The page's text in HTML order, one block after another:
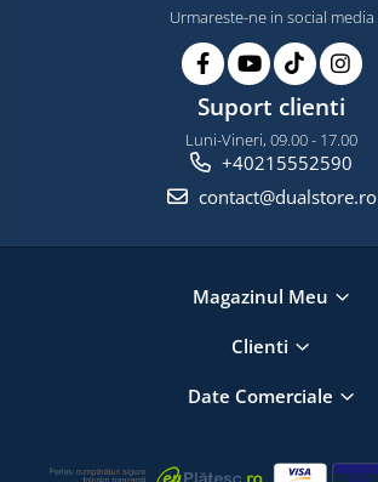
Urmareste-ne in social media
Suport clienti
Luni-Vineri, 09.00 - 17.00
+40215552590
contact@dualstore.ro
Magazinul Meu
Clienti
Date Comerciale